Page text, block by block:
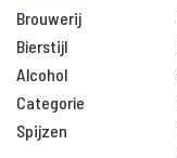
Brouwerij
Bierstijl
Alcohol
Categorie
Spijzen